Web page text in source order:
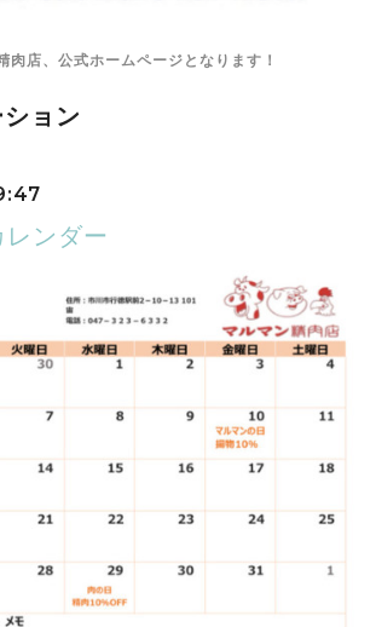
肉店、公式ホームページとなります！
ョン
ンダー